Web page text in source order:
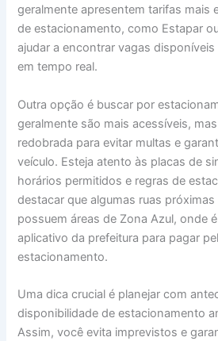
geralmente apresentem tarifas mais
de estacionamento, como Estapar
ajudar a encontrar vagas
em tempo real.
Outra opção é buscar por
geralmente são mais acessíveis,
redobrada para evitar multas e
veículo. Esteja atento às placas de
horários permitidos e regras de
destacar que algumas ruas próximas
possuem áreas de Zona Azul, onde
aplicativo da prefeitura para pagar
estacionamento.
Uma dica crucial é planejar com
disponibilidade de estacionamento
Assim, você evita imprevistos e